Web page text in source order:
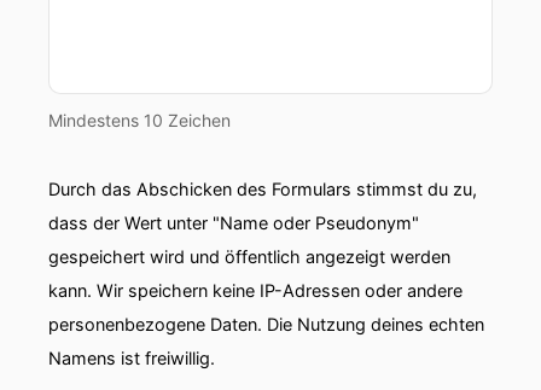
Mindestens 10 Zeichen
Durch das Abschicken des Formulars stimmst du zu,
dass der Wert unter "Name oder Pseudonym"
gespeichert wird und öffentlich angezeigt werden
kann. Wir speichern keine IP-Adressen oder andere
personenbezogene Daten. Die Nutzung deines echten
Namens ist freiwillig.